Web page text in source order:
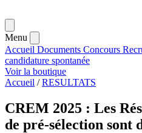
Menu
Accueil Documents Concours
candidature spontanée
Voir la boutique
Accueil / RESULTATS
CREM 2025 : Les
de pré-sélection sont